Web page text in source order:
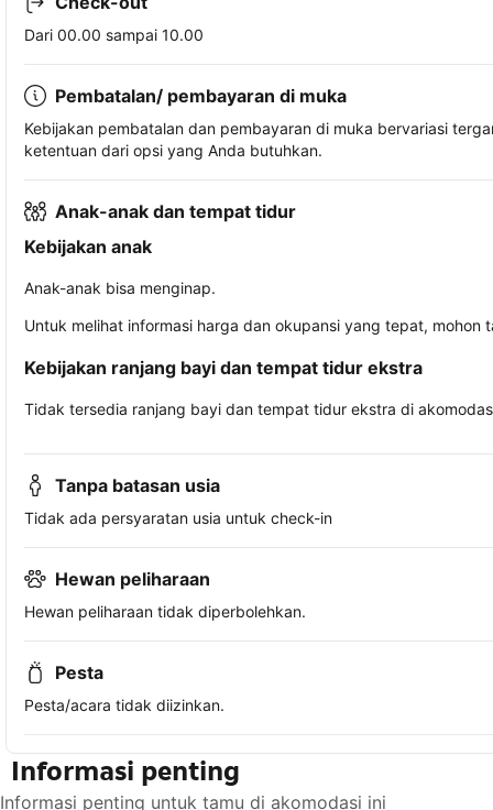
Dari 00.00 sampai 10.00
Pembatalan/ pembayaran di muka
Kebijakan pembatalan dan pembayaran di muka bervariasi
ketentuan dari opsi yang Anda butuhkan.
Anak-anak dan tempat tidur
Kebijakan anak
Anak-anak bisa menginap.
Untuk melihat informasi harga dan okupansi yang tepat,
Kebijakan ranjang bayi dan tempat tidur ekstra
Tidak tersedia ranjang bayi dan tempat tidur ekstra di
Tanpa batasan usia
Tidak ada persyaratan usia untuk check-in
Hewan peliharaan
Hewan peliharaan tidak diperbolehkan.
Pesta
Pesta/acara tidak diizinkan.
Informasi penting
Informasi penting untuk tamu di akomodasi ini